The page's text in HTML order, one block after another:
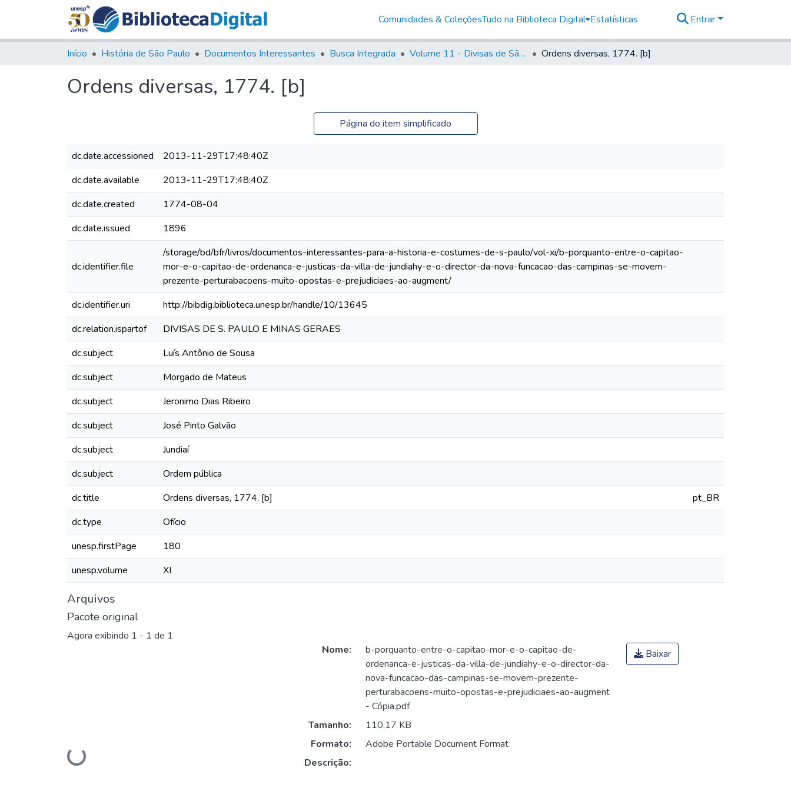
Comunidades & ColeçõesTudo na Biblioteca Digital Estatísticas Entrar
Início História de São Paulo Documentos Interessantes Busca Integrada Volume 11 - Divisas de São Paulo e Minas Gerais Ordens diversas, 1774. [b]
Ordens diversas, 1774. [b]
Página do item simplificado
dc.date.accessioned
2013-11-29T17:48:40Z
dc.date.available
2013-11-29T17:48:40Z
dc.date.created
1774-08-04
dc.date.issued
1896
dc.identifier.file
/storage/bd/bfr/livros/documentos-interessantes-para-a-historia-e-costumes-de-s-paulo/vol-xi/b-porquanto-entre-o-capitao-
mor-e-o-capitao-de-ordenanca-e-justicas-da-villa-de-jundiahy-e-o-director-da-nova-funcacao-das-campinas-se-movem-
prezente-perturabacoens-muito-opostas-e-prejudiciaes-ao-augment/
dc.identifier.uri
http://bibdig.biblioteca.unesp.br/handle/10/13645
dc.relation.ispartof
DIVISAS DE S. PAULO E MINAS GERAES
dc.subject
Luís Antônio de Sousa
dc.subject
Morgado de Mateus
dc.subject
Jeronimo Dias Ribeiro
dc.subject
José Pinto Galvão
dc.subject
Jundiaí
dc.subject
Ordem pública
dc.title
Ordens diversas, 1774. [b]
pt_BR
dc.type
Ofício
unesp.firstPage
180
unesp.volume
XI
Arquivos
Pacote original
Agora exibindo 1 - 1 de 1
Carregando...
Nome:
b-porquanto-entre-o-capitao-mor-e-o-capitao-de-
ordenanca-e-justicas-da-villa-de-jundiahy-e-o-director-da-
nova-funcacao-das-campinas-se-movem-prezente-
perturabacoens-muito-opostas-e-prejudiciaes-ao-augment
- Cópia.pdf
Tamanho:
110,17 KB
Formato:
Adobe Portable Document Format
Descrição:
Baixar